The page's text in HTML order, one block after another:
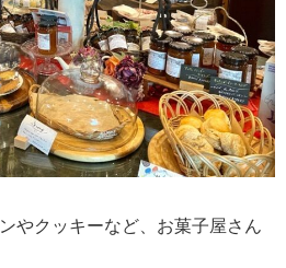
やクッキーなど、お菓子屋さん